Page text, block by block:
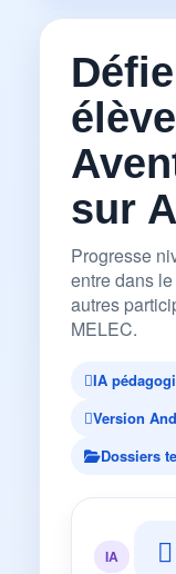
sur
Progresse
entre dans
autres
MELEC.
IA
Version
Dossiers
IA